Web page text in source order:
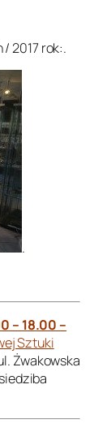
2017 rok:.
.
– 18.00 –
Sztuki
Żwakowska